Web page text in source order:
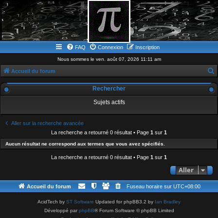
FAQ Connexion Inscription
Nous sommes le ven. août 07, 2026 11:11 am
Accueil du forum
e
c
Rechercher
Sujets actifs
Aller sur la recherche avancée
La recherche a retourné 0 résultat • Page 1 sur 1
Aucun résultat ne correspond aux termes que vous avez spécifiés.
La recherche a retourné 0 résultat • Page 1 sur 1
Aller
Accueil du forum Fuseau horaire sur UTC+08:00
AcidTech by ST Software Updated for phpBB3.2 by Ian Bradley
Développé parphpBB® Forum Software © phpBB Limited